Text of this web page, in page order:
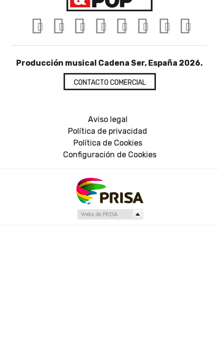
Producción musical Cadena Ser, España 2026.
CONTACTO COMERCIAL
Aviso legal
Política de privacidad
Política de Cookies
Configuración de Cookies